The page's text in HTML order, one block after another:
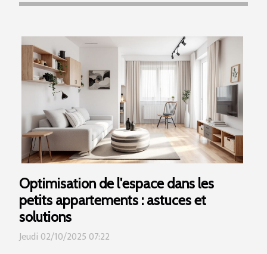
Optimisation de l'espace dans les
petits appartements : astuces et
solutions
Jeudi 02/10/2025 07:22